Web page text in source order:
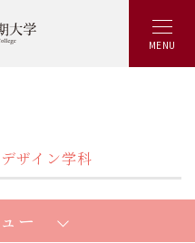
MENU
ザイン学科
ー